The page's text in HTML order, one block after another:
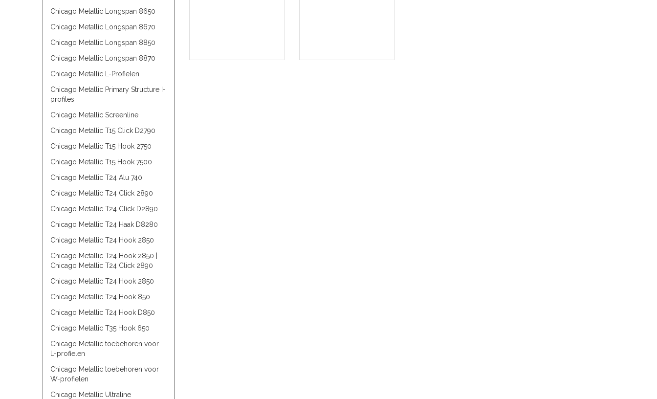
Chicago Metallic Longspan 8650
Chicago Metallic Longspan 8670
Chicago Metallic Longspan 8850
Chicago Metallic Longspan 8870
Chicago Metallic L-Profielen
Chicago Metallic Primary Structure I-
profiles
Chicago Metallic Screenline
Chicago Metallic T15 Click D2790
Chicago Metallic T15 Hook 2750
Chicago Metallic T15 Hook 7500
Chicago Metallic T24 Alu 740
Chicago Metallic T24 Click 2890
Chicago Metallic T24 Click D2890
Chicago Metallic T24 Haak D8280
Chicago Metallic T24 Hook 2850
Chicago Metallic T24 Hook 2850 |
Chicago Metallic T24 Click 2890
Chicago Metallic T24 Hook 2850
Chicago Metallic T24 Hook 850
Chicago Metallic T24 Hook D850
Chicago Metallic T35 Hook 650
Chicago Metallic toebehoren voor
L-profielen
Chicago Metallic toebehoren voor
W-profielen
Chicago Metallic Ultraline